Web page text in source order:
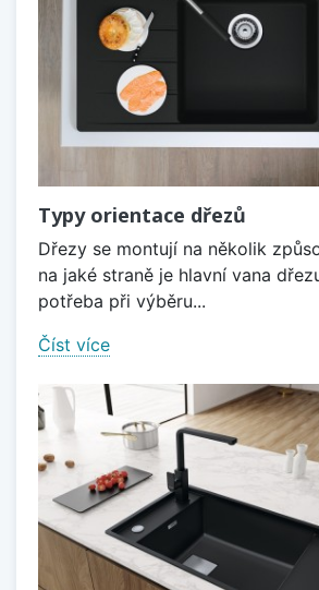
Typy orientace dřezů
Dřezy se montují na několik
na jaké straně je hlavní vana
potřeba při výběru...
Číst více